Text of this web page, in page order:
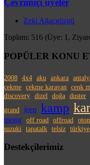
Zeki Ağaçgözgü
Toplam: 516 (Üye: 1,
POPÜLER KONU
2008 4x4 aku ankara
çekme çekme karavan cenk
discovery dizel doğa duster
grand
jeep kamp
motor off road offroad
suzuki
tapatalk telsiz türkiye
Destekçilerimiz